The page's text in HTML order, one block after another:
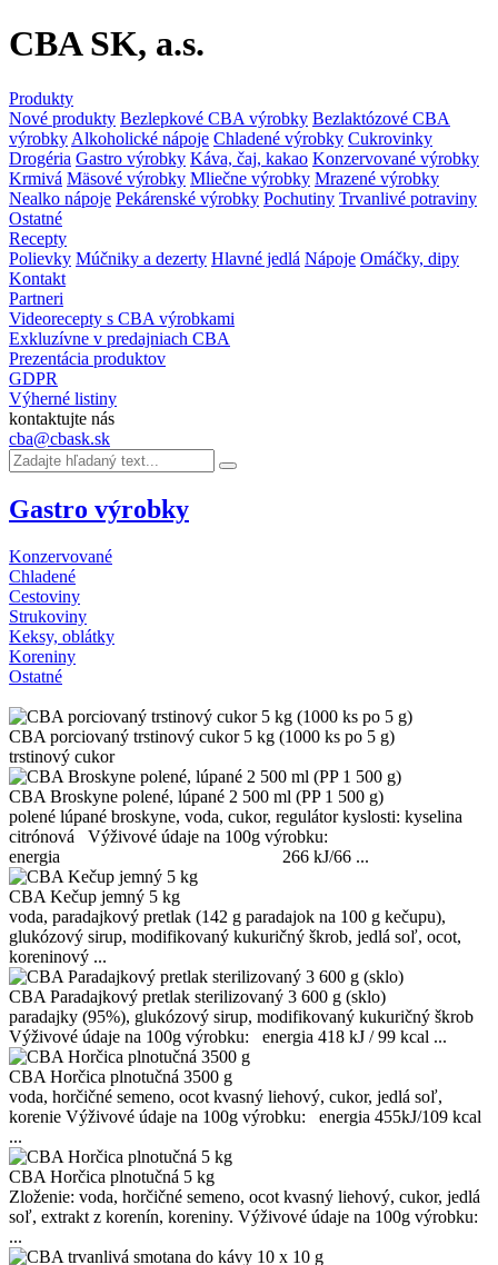
CBA SK, a.s.
Produkty
Nové produkty Bezlepkové CBA výrobky Bezlaktózové CBA
výrobky Alkoholické nápoje Chladené výrobky Cukrovinky
Drogéria Gastro výrobky Káva, čaj, kakao Konzervované výrobky
Krmivá Mäsové výrobky Mliečne výrobky Mrazené výrobky
Nealko nápoje Pekárenské výrobky Pochutiny Trvanlivé potraviny
Ostatné
Recepty
Polievky Múčniky a dezerty Hlavné jedlá Nápoje Omáčky, dipy
Kontakt
Partneri
Videorecepty s CBA výrobkami
Exkluzívne v predajniach CBA
Prezentácia produktov
GDPR
Výherné listiny
kontaktujte nás
cba@cbask.sk
Gastro výrobky
Konzervované
Chladené
Cestoviny
Strukoviny
Keksy, oblátky
Koreniny
Ostatné
CBA porciovaný trstinový cukor 5 kg (1000 ks po 5 g)
trstinový cukor
CBA Broskyne polené, lúpané 2 500 ml (PP 1 500 g)
polené lúpané broskyne, voda, cukor, regulátor kyslosti: kyselina
citrónová Výživové údaje na 100g výrobku:
energia 266 kJ/66 ...
CBA Kečup jemný 5 kg
voda, paradajkový pretlak (142 g paradajok na 100 g kečupu),
glukózový sirup, modifikovaný kukuričný škrob, jedlá soľ, ocot,
koreninový ...
CBA Paradajkový pretlak sterilizovaný 3 600 g (sklo)
paradajky (95%), glukózový sirup, modifikovaný kukuričný škrob
Výživové údaje na 100g výrobku: energia 418 kJ / 99 kcal ...
CBA Horčica plnotučná 3500 g
voda, horčičné semeno, ocot kvasný liehový, cukor, jedlá soľ,
korenie Výživové údaje na 100g výrobku: energia 455kJ/109 kcal
...
CBA Horčica plnotučná 5 kg
Zloženie: voda, horčičné semeno, ocot kvasný liehový, cukor, jedlá
soľ, extrakt z korenín, koreniny. Výživové údaje na 100g výrobku:
...